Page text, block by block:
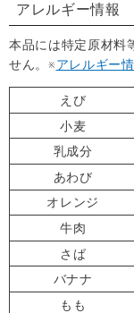
アレルギー情報
本品には特定原材料
せん。※アレルギー
えび
小麦
乳成分
あわび
オレンジ
牛肉
さば
バナナ
もも